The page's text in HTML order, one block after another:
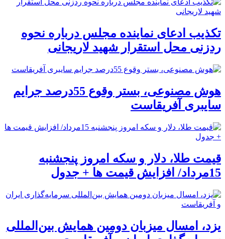
تکذیب ادعای نماینده مجلس درباره نحوه
ردزنی محل استقرار شهید لاریجانی
هوش مصنوعی، بستر وقوع 55درصد جرایم
سایبری آفریقاست
قیمت طلا، دلار و سکه امروز پنجشنبه
15مرداد/ افزایش قیمت ها + جدول
یزد، امسال میزبان دومین همایش بین‌المللی